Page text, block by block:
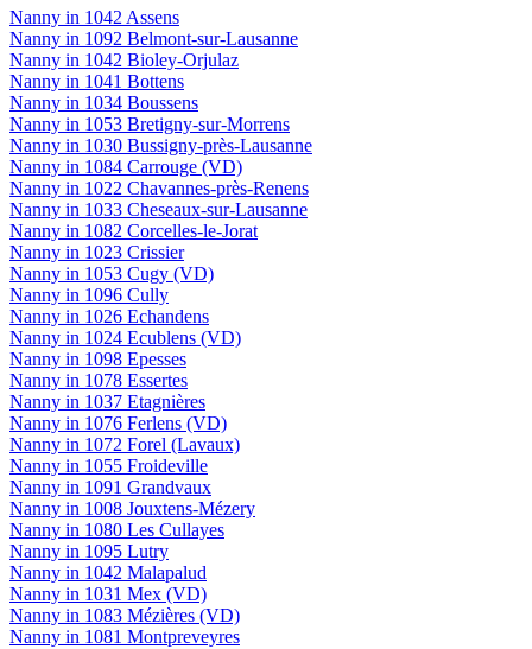
Nanny in 1042 Assens
Nanny in 1092 Belmont-sur-Lausanne
Nanny in 1042 Bioley-Orjulaz
Nanny in 1041 Bottens
Nanny in 1034 Boussens
Nanny in 1053 Bretigny-sur-Morrens
Nanny in 1030 Bussigny-près-Lausanne
Nanny in 1084 Carrouge (VD)
Nanny in 1022 Chavannes-près-Renens
Nanny in 1033 Cheseaux-sur-Lausanne
Nanny in 1082 Corcelles-le-Jorat
Nanny in 1023 Crissier
Nanny in 1053 Cugy (VD)
Nanny in 1096 Cully
Nanny in 1026 Echandens
Nanny in 1024 Ecublens (VD)
Nanny in 1098 Epesses
Nanny in 1078 Essertes
Nanny in 1037 Etagnières
Nanny in 1076 Ferlens (VD)
Nanny in 1072 Forel (Lavaux)
Nanny in 1055 Froideville
Nanny in 1091 Grandvaux
Nanny in 1008 Jouxtens-Mézery
Nanny in 1080 Les Cullayes
Nanny in 1095 Lutry
Nanny in 1042 Malapalud
Nanny in 1031 Mex (VD)
Nanny in 1083 Mézières (VD)
Nanny in 1081 Montpreveyres